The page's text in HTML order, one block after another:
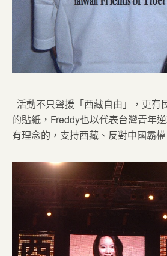
活動不只聲援「西藏自由」，更有
的貼紙，Freddy也以代表台灣青年
有理念的，支持西藏、反對中國霸權